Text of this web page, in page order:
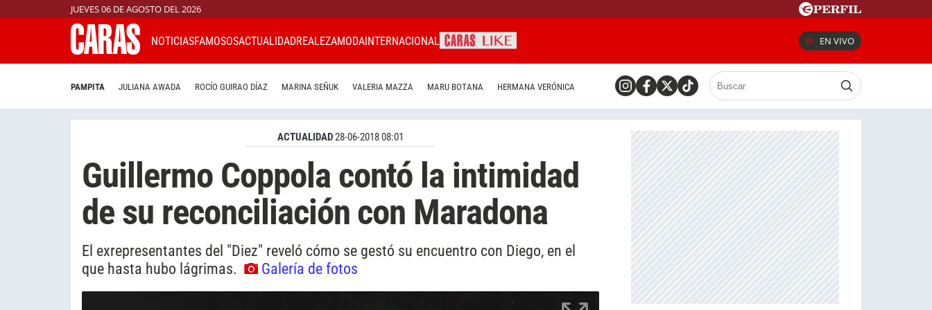
JUEVES 06 DE AGOSTO DEL 2026
NOTICIASFAMOSOSACTUALIDADREALEZAMODAINTERNACIONAL EN VIVO
PAMPITA JULIANA AWADA ROCÍO GUIRAO DÍAZ MARINA SEÑUK VALERIA MAZZA MARU BOTANA HERMANA VERÓNICA
ACTUALIDAD28-06-2018 08:01
Guillermo Coppola contó la intimidad
de su reconciliación con Maradona
El exrepresentantes del "Diez" reveló cómo se gestó su encuentro con Diego, en el
que hasta hubo lágrimas.
Galería de fotos